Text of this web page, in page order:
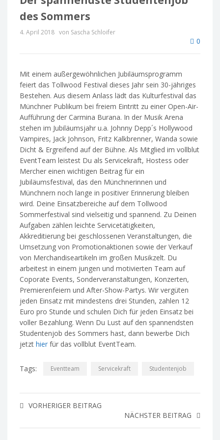
des Sommers
4. April 2018 von Sascha Schloifer
0
Mit einem außergewöhnlichen Jubiläumsprogramm
feiert das Tollwood Festival dieses Jahr sein 30-jähriges
Bestehen. Aus diesem Anlass lädt das Kulturfestival das
Münchner Publikum bei freiem Eintritt zu einer Open-Air-
Aufführung der Carmina Burana. In der Musik Arena
stehen im Jubiläumsjahr u.a. Johnny Depp´s Hollywood
Vampires, Jack Johnson, Fritz Kalkbrenner, Wanda sowie
Dicht & Ergreifend auf der Bühne. Als Mitglied im vollblut
EventTeam leistest Du als Servicekraft, Hostess oder
Mercher einen wichtigen Beitrag für ein
Jubiläumsfestival, das den Münchnerinnen und
Münchnern noch lange in positiver Erinnerung bleiben
wird. Deine Einsatzbereiche auf dem Tollwood
Sommerfestival sind vielseitig und spannend. Zu Deinen
Aufgaben zählen leichte Servicetätigkeiten,
Akkreditierung bei geschlossenen Veranstaltungen, die
Umsetzung von Promotionaktionen sowie der Verkauf
von Merchandiseartikeln im großen Musikzelt. Du
arbeitest in einem jungen und motivierten Team auf
Coporate Events, Sonderveranstaltungen, Konzerten,
Premierenfeiern und After-Show-Partys. Wir vergüten
jeden Einsatz mit mindestens drei Stunden, zahlen 12
Euro pro Stunde und schulen Dich für jeden Einsatz bei
voller Bezahlung. Wenn Du Lust auf den spannendsten
Studentenjob des Sommers hast, dann bewerbe Dich
jetzt hier für das vollblut EventTeam.
Tags: Eventteam Servicekraft Studentenjob
VORHERIGER BEITRAG
NÄCHSTER BEITRAG